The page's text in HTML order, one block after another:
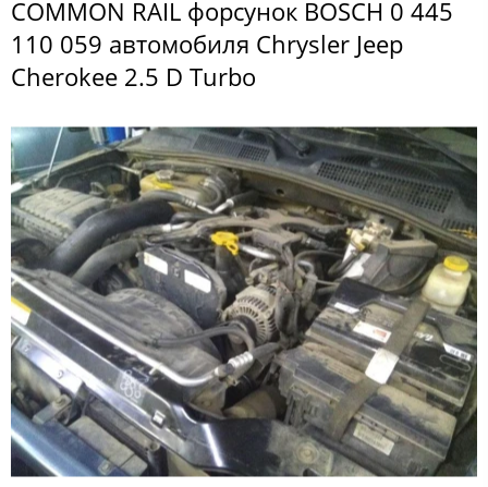
COMMON RAIL форсунок BOSCH 0 445
110 059 автомобиля Chrysler Jeep
Cherokee 2.5 D Turbo